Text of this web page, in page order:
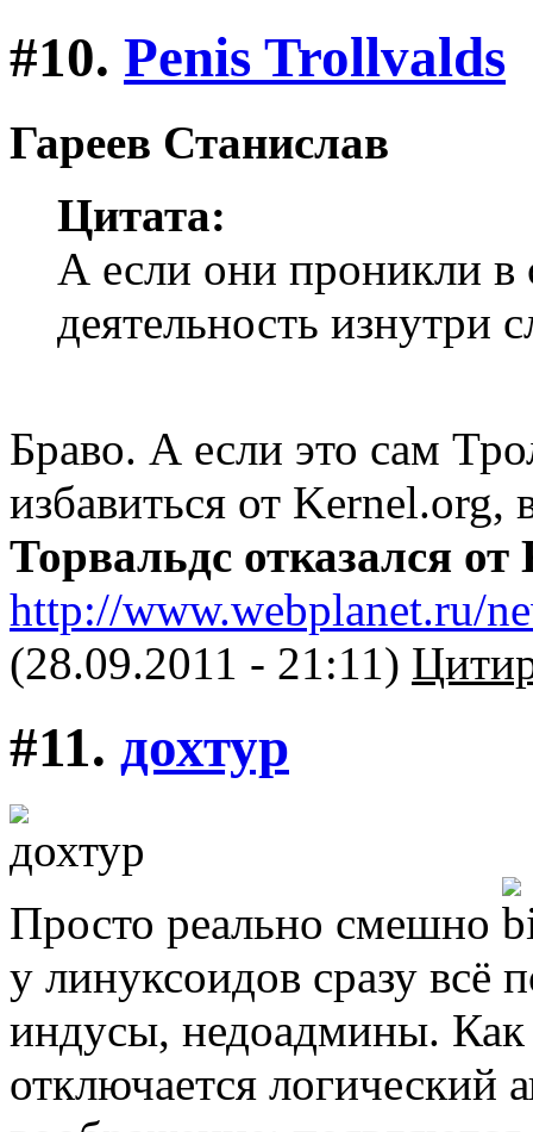
#10. Penis Trollvalds
Гареев Станислав
Цитата:
А если они проникли в
деятельность изнутри
Браво. А если это сам
избавиться от Kernel.org,
Торвальдс отказался
http://www.webplanet.ru/
(28.09.2011 - 21:11)
#11. дохтур
Просто реально смешно
у линуксоидов сразу
индусы, недоадмины. Как
отключается логический